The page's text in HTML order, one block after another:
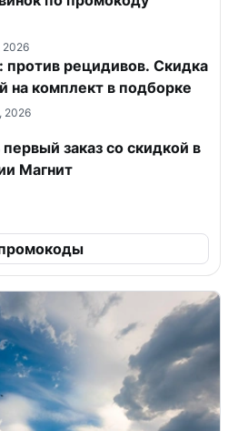
2026
против рецидивов. Скидка
на комплект в подборке
2026
заказ со скидкой в
Магнит